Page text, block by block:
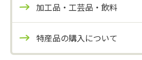
加工品・工芸品・飲料
特産品の購入について